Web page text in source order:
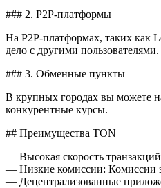
### 2. P2P-платформы
На P2P-платформах, таких как
дело с другими пользователями.
### 3. Обменные пункты
В крупных городах вы можете
конкурентные курсы.
## Преимущества TON
— Высокая скорость
— Низкие комиссии: Комиссии
— Децентрализованные